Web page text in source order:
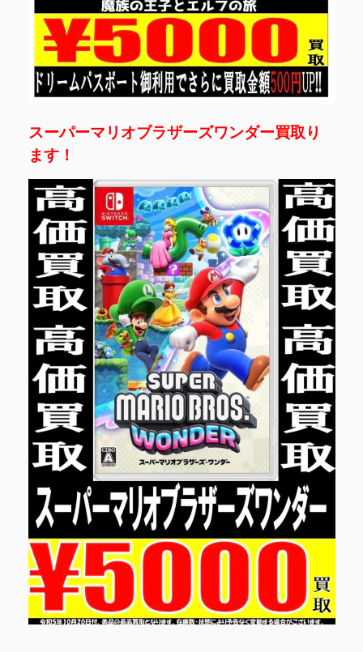
スーパーマリオブラザーズワンダー買取り
ます！